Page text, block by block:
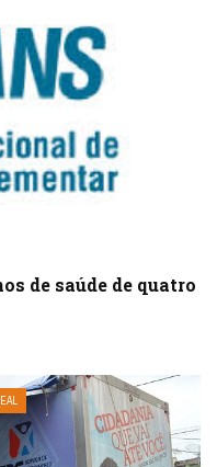
de saúde de quatro